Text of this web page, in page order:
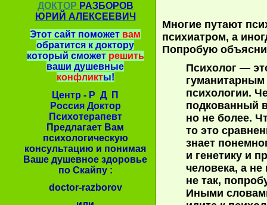
ДОКТОР РАЗБОРОВ
ЮРИЙ АЛЕКСЕЕВИЧ
Этот сайт поможет вам
обратится к доктору
который сможет решить
ваши душевные
конфликты!
Центр - Р Д П
Россия Доктор
Психотерапевт
Предлагает Вам
психологическую
консультацию и понимая
Ваше душевное здоровье
по Скайпу :
doctor-razborov
Многие путают
психиатром, а
Попробую
Психолог —
гуманитарным
психологии.
подкованный
но не более.
то это
знает
и генетику и
человека, а не
не так,
Иными